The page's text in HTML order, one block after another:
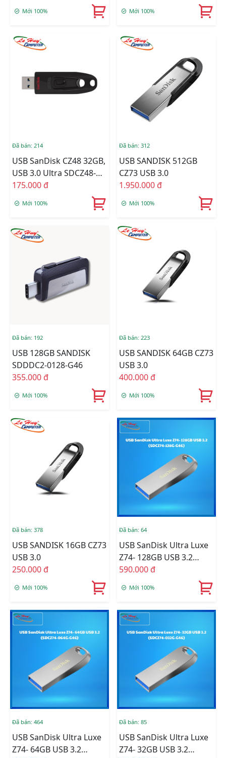
Mới 100% Mới 100%
Đã bán: 214
USB SanDisk CZ48 32GB,
USB 3.0 Ultra SDCZ48-
032G-U46
175.000 đ
Mới 100%
Đã bán: 312
USB SANDISK 512GB
CZ73 USB 3.0
1.950.000 đ
Mới 100%
Đã bán: 192
USB 128GB SANDISK
SDDDC2-0128-G46
355.000 đ
Mới 100%
Đã bán: 223
USB SANDISK 64GB CZ73
USB 3.0
400.000 đ
Mới 100%
Đã bán: 378
USB SANDISK 16GB CZ73
USB 3.0
250.000 đ
Mới 100%
Đã bán: 64
USB SanDisk Ultra Luxe
Z74- 128GB USB 3.2
(SDCZ74-128G-G46)
590.000 đ
Mới 100%
Đã bán: 464
USB SanDisk Ultra Luxe
Z74- 64GB USB 3.2
Đã bán: 85
USB SanDisk Ultra Luxe
Z74- 32GB USB 3.2